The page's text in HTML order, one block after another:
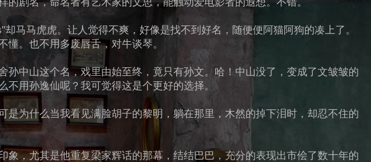
却马马虎虎。让人觉得不爽，好像是找不到好名，随便便阿猫阿狗的凑上了。
懂。也不用多废唇舌，对牛谈琴。
孙中山这个名，戏里由始至终，竟只有孙文。哈！中山没了，变成了文皱皱的
不用孙逸仙呢？我可觉得这是个更好的选择。
是为什么当我看见满脸胡子的黎明，躺在那里，木然的掉下泪时，却忍不住的
象，尤其是他重复梁家辉话的那幕，结结巴巴，充分的表现出市侩了数十年的